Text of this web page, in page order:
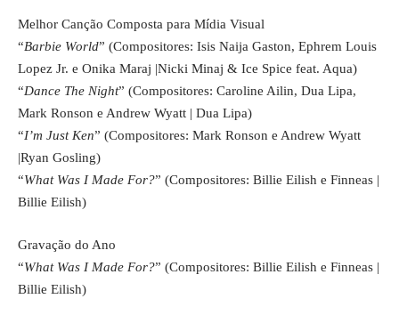
Melhor Canção Composta para Mídia Visual
“Barbie World” (Compositores: Isis Naija Gaston, Ephrem Louis
Lopez Jr. e Onika Maraj |Nicki Minaj & Ice Spice feat. Aqua)
“Dance The Night” (Compositores: Caroline Ailin, Dua Lipa,
Mark Ronson e Andrew Wyatt | Dua Lipa)
“I’m Just Ken” (Compositores: Mark Ronson e Andrew Wyatt
|Ryan Gosling)
“What Was I Made For?” (Compositores: Billie Eilish e Finneas |
Billie Eilish)
Gravação do Ano
“What Was I Made For?” (Compositores: Billie Eilish e Finneas |
Billie Eilish)